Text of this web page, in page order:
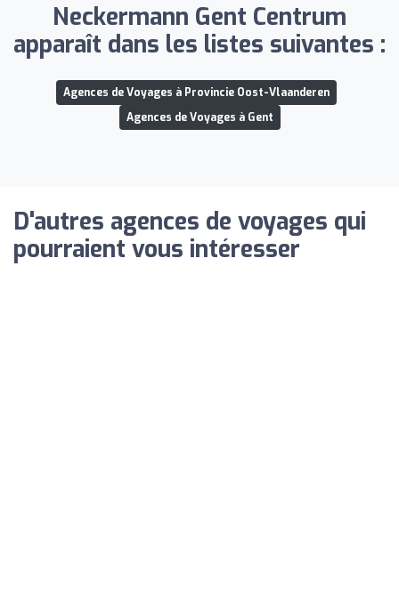
Neckermann Gent Centrum
apparaît dans les listes suivantes :
Agences de Voyages à Provincie Oost-Vlaanderen
Agences de Voyages à Gent
D'autres agences de voyages qui
pourraient vous intéresser